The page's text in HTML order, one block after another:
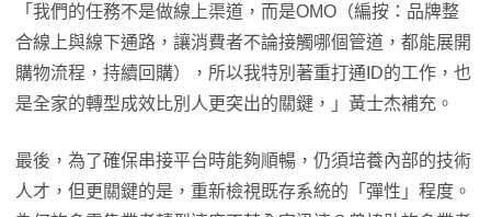
「我們的任務不是做線上渠道，而是OMO（編按：品牌整
合線上與線下通路，讓消費者不論接觸哪個管道，都能展開
購物流程，持續回購），所以我特別著重打通ID的工作，也
是全家的轉型成效比別人更突出的關鍵，」黃士杰補充。
最後，為了確保串接平台時能夠順暢，仍須培養內部的技術
人才，但更關鍵的是，重新檢視既存系統的「彈性」程度。